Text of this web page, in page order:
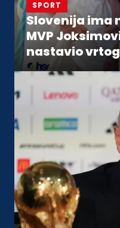
SPORT
Slovenija ima
MVP
nastavio